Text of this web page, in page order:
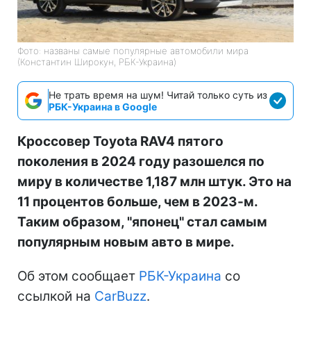
Фото: названы самые популярные автомобили мира
(Константин Широкун, РБК-Украина)
Не трать время на шум! Читай только суть из
РБК-Украина в Google
Кроссовер Toyota RAV4 пятого
поколения в 2024 году разошелся по
миру в количестве 1,187 млн штук. Это на
11 процентов больше, чем в 2023-м.
Таким образом, "японец" стал самым
популярным новым авто в мире.
Об этом сообщает РБК-Украина со
ссылкой на CarBuzz.